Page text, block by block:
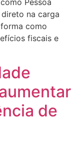
na carga
como
fiscais e
de